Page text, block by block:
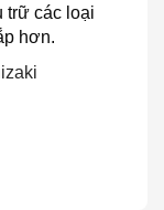
trữ các loại
hơn.